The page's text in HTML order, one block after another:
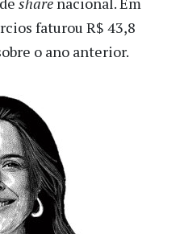
faturou R$ 43,8
o ano anterior.